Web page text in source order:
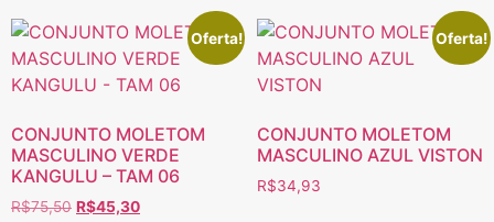
Oferta!
CONJUNTO MOLETOM
MASCULINO VERDE
KANGULU – TAM 06
R$75,50 R$45,30
Oferta!
CONJUNTO MOLETOM
MASCULINO AZUL VISTON
R$34,93